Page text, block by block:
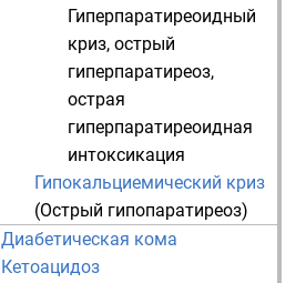
Гиперпаратиреоидный
криз, острый
гиперпаратиреоз,
острая
гиперпаратиреоидная
интоксикация
Гипокальциемический криз
(Острый гипопаратиреоз)
Диабетическая кома
Кетоацидоз